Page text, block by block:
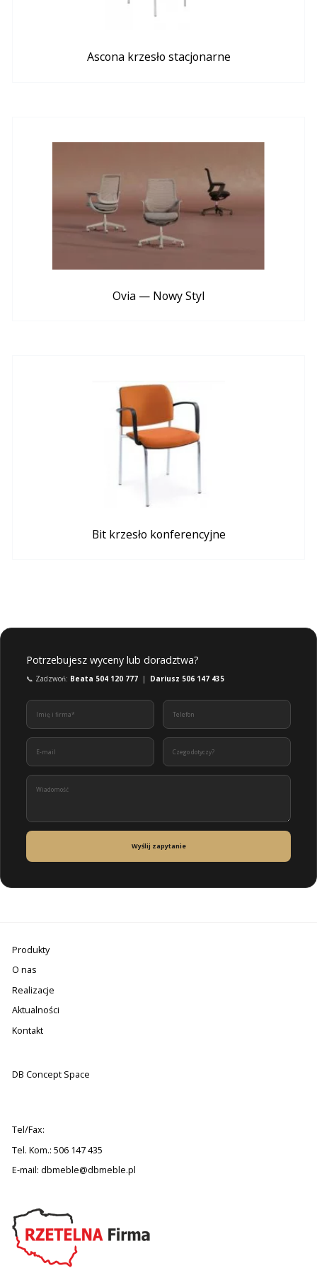
Ascona krzesło stacjonarne
Ovia — Nowy Styl
Bit krzesło konferencyjne
Potrzebujesz wyceny lub doradztwa?
📞 Zadzwoń: Beata 504 120 777 | Dariusz 506 147 435
Wyślij zapytanie
Produkty
O nas
Realizacje
Aktualności
Kontakt
DB Concept Space
Tel/Fax:
Tel. Kom.: 506 147 435
E-mail: dbmeble@dbmeble.pl